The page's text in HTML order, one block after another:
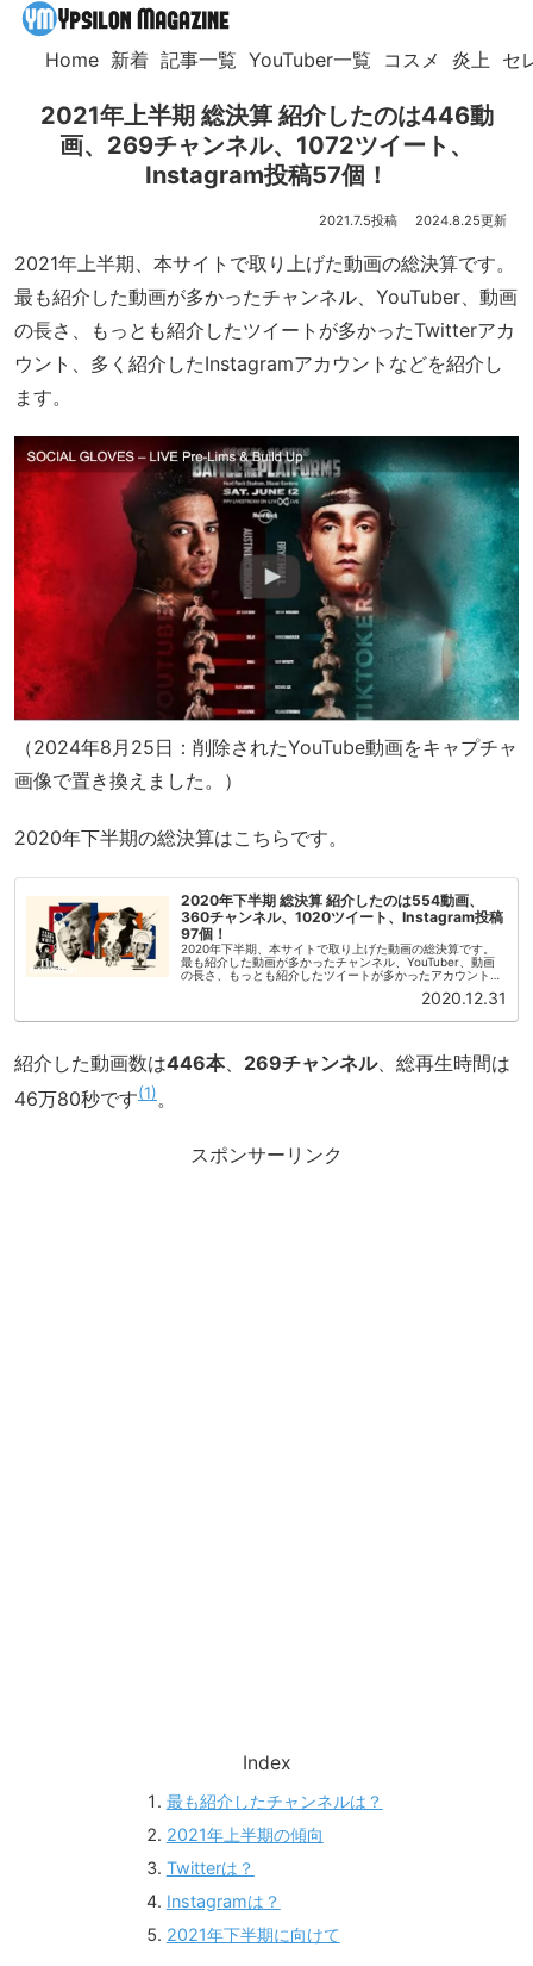
Home 新着 記事一覧 YouTuber一覧 コスメ 炎上 セ
2021年上半期 総決算 紹介したのは446動
画、269チャンネル、1072ツイート、
Instagram投稿57個！
2021.7.5 2024.8.25
2021年上半期、本サイトで取り上げた動画の総決算です。
最も紹介した動画が多かったチャンネル、YouTuber、動画
の長さ、もっとも紹介したツイートが多かったTwitterアカ
ウント、多く紹介したInstagramアカウントなどを紹介し
ます。
（2024年8月25日：削除されたYouTube動画をキャプチャ
画像で置き換えました。）
2020年下半期の総決算はこちらです。
2020年下半期 総決算 紹介したのは554動画、
360チャンネル、1020ツイート、Instagram投稿
97個！
2020年下半期、本サイトで取り上げた動画の総決算です。
最も紹介した動画が多かったチャンネル、YouTuber、動画
の長さ、もっとも紹介したツイートが多かったアカウントな
どを紹介していきます。2020年上半期の総決算はこちらで
2020.12.31
紹介した動画数は446本、 269チャンネル、総再生時間は
46万80秒です 1 。
スポンサーリンク
Index
最も紹介したチャンネルは？
2021年上半期の傾向
Twitterは？
Instagramは？
2021年下半期に向けて